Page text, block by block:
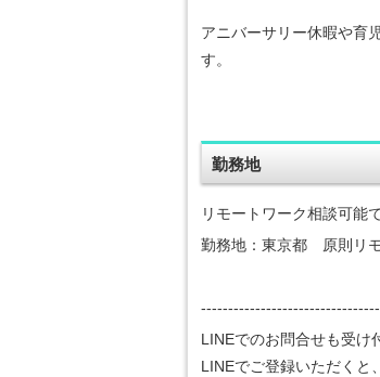
アニバーサリー休暇や育
す。
勤務地
リモートワーク相談可能
勤務地：東京都 原則リ
LINEでのお問合せも受け
LINEでご登録いただくと